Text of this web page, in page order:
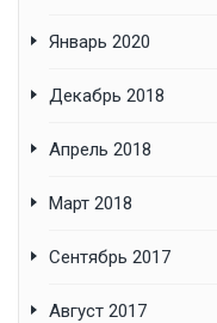
Январь 2020
Декабрь 2018
Апрель 2018
Март 2018
Сентябрь 2017
Август 2017